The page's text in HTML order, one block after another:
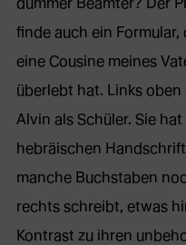
finde auch ein
eine Cousine meines
überlebt hat. Links
Alvin als Schüler. Sie
hebräischen
manche Buchstaben
rechts schreibt, etwas
Kontrast zu ihren